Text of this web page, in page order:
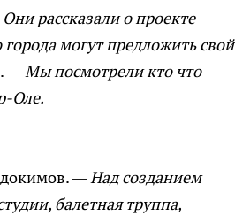
рассказали о проекте
могут предложить свой
— Мы посмотрели кто что
Оле.
— Над созданием
балетная труппа,